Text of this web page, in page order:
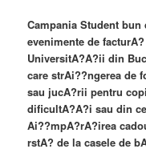
CampaniaStudent bun
evenimente de
UniversitA?A?ii din
care strAi??ngerea de
sau jucA?rii pentru
dificultA?A?i sau din
Ai??mpA?rA?irea
rstA? de la casele de